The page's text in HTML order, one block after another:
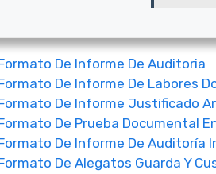
De Informe De Auditoria
De Informe De Labores
De Informe Justificado
De Prueba Documental
De Informe De Auditoría
De Alegatos Guarda Y